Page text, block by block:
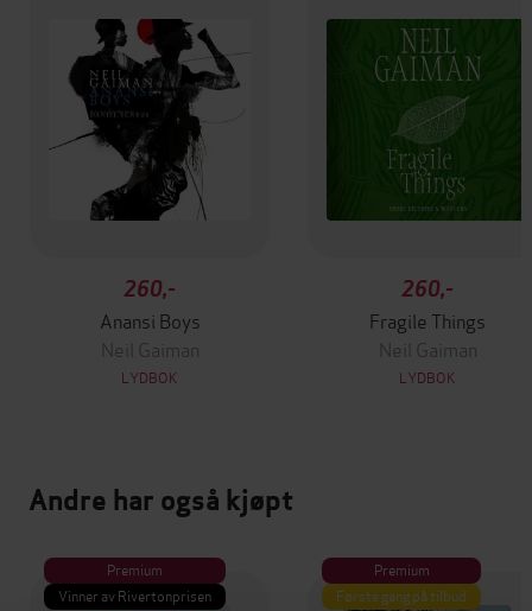
260,-
Anansi Boys
Neil Gaiman
LYDBOK
260,-
Fragile Things
Neil Gaiman
LYDBOK
Andre har også kjøpt
Premium
Vinner av Rivertonprisen
Premium
Første gang på tilbud